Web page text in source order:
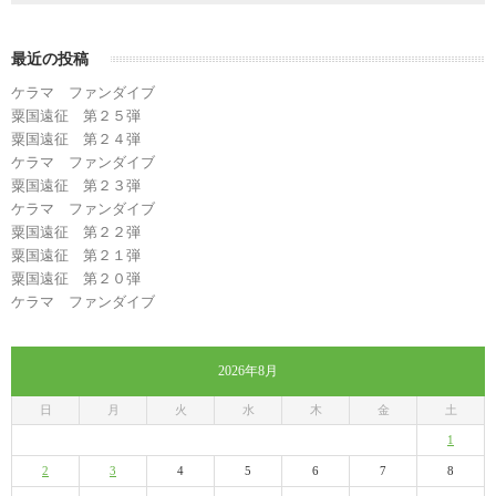
最近の投稿
ケラマ ファンダイブ
粟国遠征 第２５弾
粟国遠征 第２４弾
ケラマ ファンダイブ
粟国遠征 第２３弾
ケラマ ファンダイブ
粟国遠征 第２２弾
粟国遠征 第２１弾
粟国遠征 第２０弾
ケラマ ファンダイブ
2026年8月
日 月 火 水 木 金 土
1
2 3 4 5 6 7 8